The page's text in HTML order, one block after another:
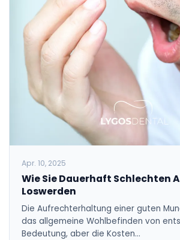
Apr. 10, 2025
Wie Sie Dauerhaft Schlechten
Loswerden
Die Aufrechterhaltung einer guten
das allgemeine Wohlbefinden von
Bedeutung, aber die Kosten…